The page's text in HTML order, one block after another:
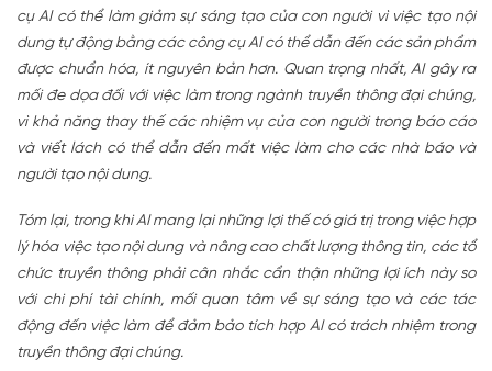
cụ AI có thể làm giảm sự sáng tạo của con người vì việc tạo nội
dung tự động bằng các công cụ AI có thể dẫn đến các sản phẩm
được chuẩn hóa, ít nguyên bản hơn. Quan trọng nhất, AI gây ra
mối đe dọa đối với việc làm trong ngành truyền thông đại chúng,
vì khả năng thay thế các nhiệm vụ của con người trong báo cáo
và viết lách có thể dẫn đến mất việc làm cho các nhà báo và
người tạo nội dung.
Tóm lại, trong khi AI mang lại những lợi thế có giá trị trong việc hợp
lý hóa việc tạo nội dung và nâng cao chất lượng thông tin, các tổ
chức truyền thông phải cân nhắc cẩn thận những lợi ích này so
với chi phí tài chính, mối quan tâm về sự sáng tạo và các tác
động đến việc làm để đảm bảo tích hợp AI có trách nhiệm trong
truyền thông đại chúng.